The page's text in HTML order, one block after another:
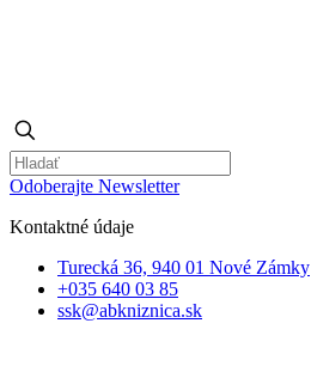
Odoberajte Newsletter
Kontaktné údaje
Turecká 36, 940 01 Nové Zámky
+035 640 03 85
ssk@abkniznica.sk